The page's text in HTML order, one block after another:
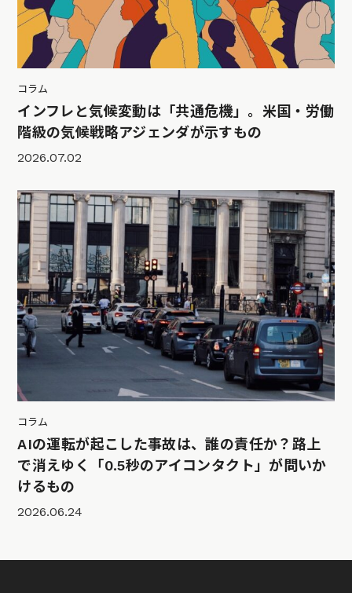
コラム
インフレと気候変動は「共通危機」。米国・労働
階級の気候戦略アジェンダが示すもの
2026.07.02
コラム
AIの運転が起こした事故は、誰の責任か？路上
で消えゆく「0.5秒のアイコンタクト」が問いか
けるもの
2026.06.24